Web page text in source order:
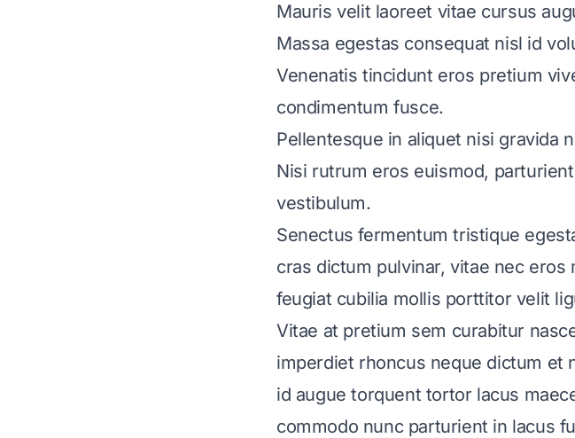
Mauris velit laoreet vitae cursus
Massa egestas consequat nisl id
Venenatis tincidunt eros pretium
condimentum fusce.
Pellentesque in aliquet nisi gravida
Nisi rutrum eros euismod,
vestibulum.
Senectus fermentum tristique
cras dictum pulvinar, vitae nec
feugiat cubilia mollis porttitor velit
Vitae at pretium sem curabitur
imperdiet rhoncus neque dictum et
id augue torquent tortor lacus
commodo nunc parturient in lacus